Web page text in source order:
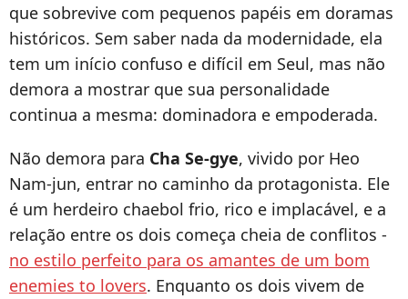
que sobrevive com pequenos papéis em doramas
históricos. Sem saber nada da modernidade, ela
tem um início confuso e difícil em Seul, mas não
demora a mostrar que sua personalidade
continua a mesma: dominadora e empoderada.
Não demora para Cha Se-gye, vivido por Heo
Nam-jun, entrar no caminho da protagonista. Ele
é um herdeiro chaebol frio, rico e implacável, e a
relação entre os dois começa cheia de conflitos -
no estilo perfeito para os amantes de um bom
enemies to lovers. Enquanto os dois vivem de